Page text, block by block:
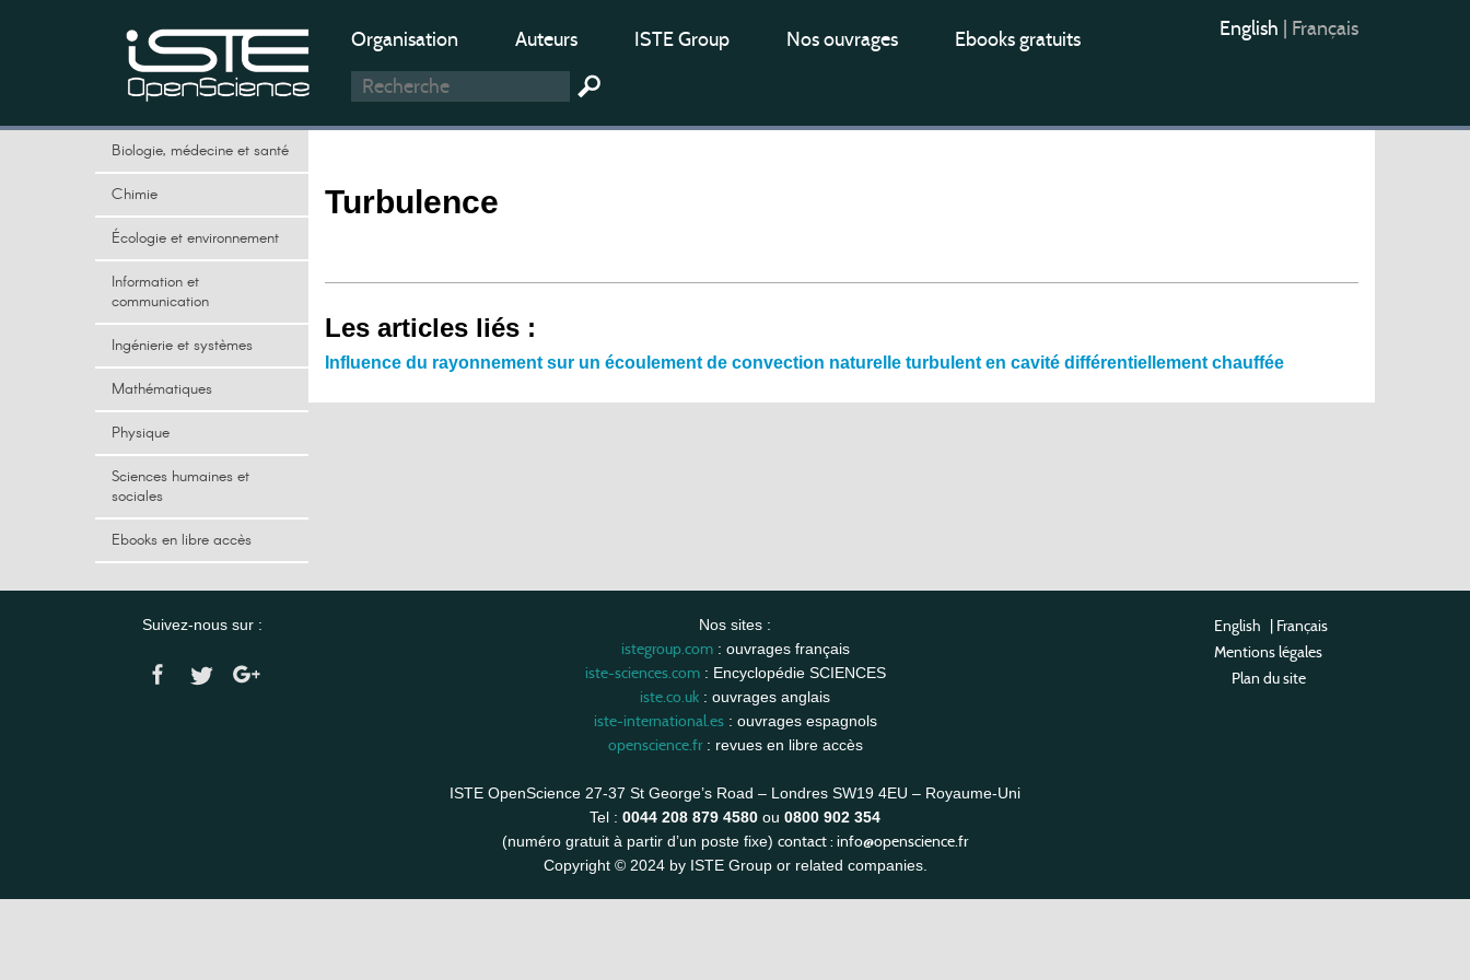
Organisation Auteurs ISTE Group Nos ouvrages Ebooks gratuits English Français
Biologie, médecine et santé
Chimie
Écologie et environnement
Information et
communication
Ingénierie et systèmes
Mathématiques
Physique
Sciences humaines et
sociales
Ebooks en libre accès
Turbulence
Les articles liés :
Influence du rayonnement sur un écoulement de convection naturelle turbulent en cavité différentiellement chauffée
Suivez-nous sur : Nos sites :
istegroup.com: ouvrages français
iste-sciences.com: Encyclopédie SCIENCES
iste.co.uk : ouvrages anglais
iste-international.es: ouvrages espagnols
openscience.fr: revues en libre accès
ISTE OpenScience 27-37 St George’s Road – Londres SW19 4EU – Royaume-Uni
Tel : 0044 208 879 4580 ou 0800 902 354
(numéro gratuit à partir d’un poste fixe) contact : info@openscience.fr
Copyright © 2024 by ISTE Group or related companies.
English | Français
Mentions légales
Plan du site